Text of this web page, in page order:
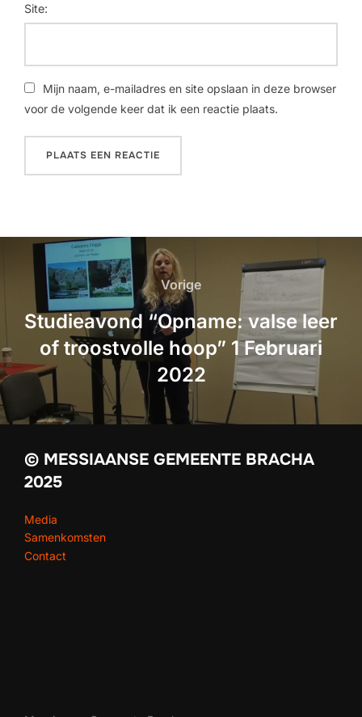
Site:
Mijn naam, e-mailadres en site opslaan in deze browser
voor de volgende keer dat ik een reactie plaats.
Vorige
Studieavond “Opname: valse leer
of troostvolle hoop” 1 Februari
2022
© MESSIAANSE GEMEENTE BRACHA
2025
Media
Samenkomsten
Contact